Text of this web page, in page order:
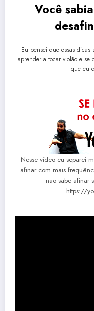
Você
Eu pensei que essas
aprender a tocar violão e
que eu
Nesse vídeo eu separei
afinar com mais
não sabe afinar
https://